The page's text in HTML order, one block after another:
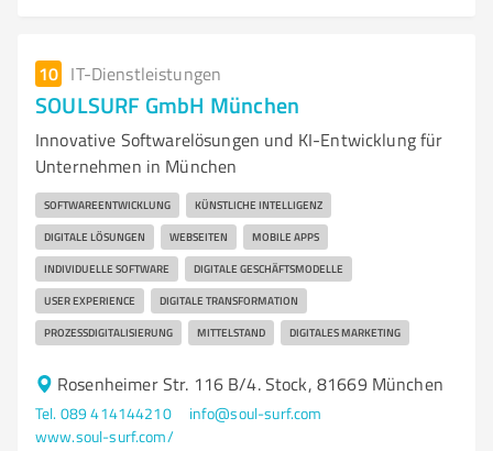
10 IT-Dienstleistungen
SOULSURF GmbH München
Innovative Softwarelösungen und KI-Entwicklung für
Unternehmen in München
SOFTWAREENTWICKLUNG KÜNSTLICHE INTELLIGENZ
DIGITALE LÖSUNGEN WEBSEITEN MOBILE APPS
INDIVIDUELLE SOFTWARE DIGITALE GESCHÄFTSMODELLE
USER EXPERIENCE DIGITALE TRANSFORMATION
PROZESSDIGITALISIERUNG MITTELSTAND DIGITALES MARKETING
Rosenheimer Str. 116 B/4. Stock, 81669 München
Tel. 089 414144210
info@soul-surf.com
www.soul-surf.com/